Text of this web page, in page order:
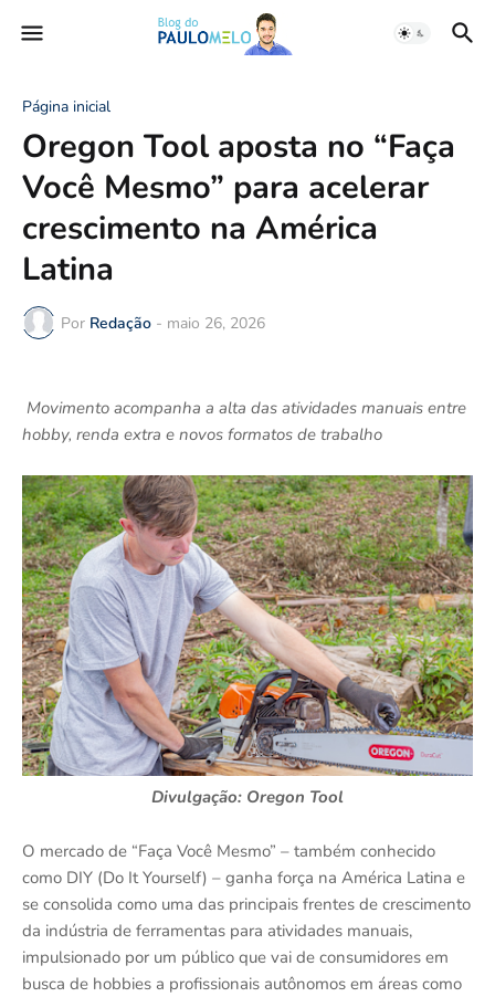
Página inicial
Oregon Tool aposta no “Faça
Você Mesmo” para acelerar
crescimento na América
Latina
Por Redação - maio 26, 2026
Movimento acompanha a alta das atividades manuais entre
hobby, renda extra e novos formatos de trabalho
Divulgação: Oregon Tool
O mercado de “Faça Você Mesmo” – também conhecido
como DIY (Do It Yourself) – ganha força na América Latina e
se consolida como uma das principais frentes de crescimento
da indústria de ferramentas para atividades manuais,
impulsionado por um público que vai de consumidores em
busca de hobbies a profissionais autônomos em áreas como